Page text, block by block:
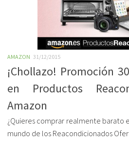
AMAZON 31/12/2015
¡Chollazo! Promoción
en Productos
Amazon
¿Quieres comprar realmente barato
mundo de los Reacondicionados